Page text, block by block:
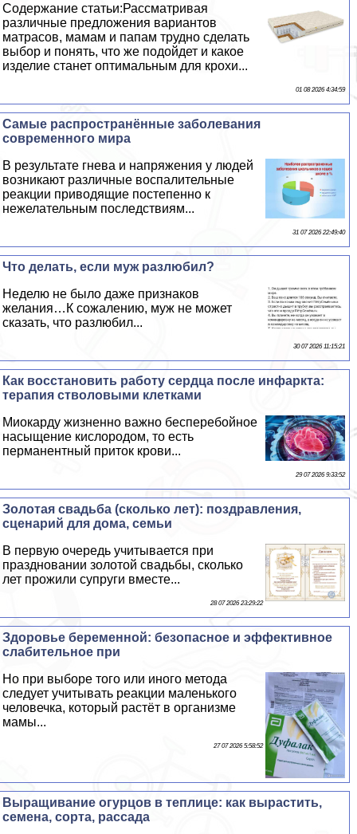
Содержание статьи:Рассматривая
различные предложения вариантов
матрасов, мамам и папам трудно сделать
выбор и понять, что же подойдет и какое
изделие станет оптимальным для крохи...
01 08 2026 4:34:59
Самые распространённые заболевания
современного мира
В результате гнева и напряжения у людей
возникают различные воспалительные
реакции приводящие постепенно к
нежелательным последствиям...
31 07 2026 22:49:40
Что делать, если муж разлюбил?
Неделю не было даже признаков
желания…К сожалению, муж не может
сказать, что разлюбил...
30 07 2026 11:15:21
Как восстановить работу сердца после инфаркта:
терапия стволовыми клетками
Миокарду жизненно важно бесперебойное
насыщение кислородом, то есть
перманентный приток крови...
29 07 2026 9:33:52
Золотая свадьба (сколько лет): поздравления,
сценарий для дома, семьи
В первую очередь учитывается при
праздновании золотой свадьбы, сколько
лет прожили супруги вместе...
28 07 2026 23:29:22
Здоровье беременной: безопасное и эффективное
слабительное при
Но при выборе того или иного метода
следует учитывать реакции маленького
человечка, который растёт в организме
мамы...
27 07 2026 5:58:52
Выращивание огурцов в теплице: как вырастить,
семена, сорта, рассада